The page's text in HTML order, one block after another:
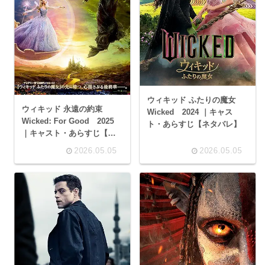
ウィキッド 永遠の約束
Wicked: For Good 2025
｜キャスト・あらすじ【ネ
2026.05.05
ウィキッド ふたりの魔女
Wicked 2024 ｜キャス
ト・あらすじ【ネタバレ】
2026.05.05